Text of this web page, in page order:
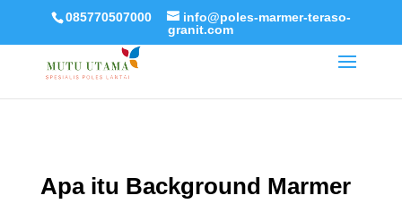
085770507000
info@poles-marmer-teraso-
granit.com
Apa itu Background Marmer